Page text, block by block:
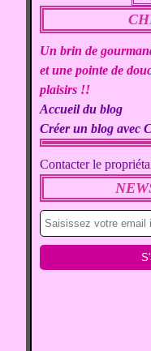
Un brin de
et une pointe de
plaisirs !!
Accueil du blog
Créer un blog avec
Contacter le